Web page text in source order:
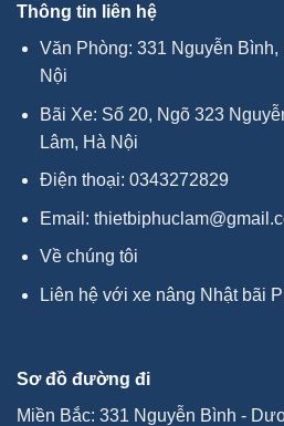
Thông tin liên hệ
Văn Phòng: 331 Nguyễn
Nội
Bãi Xe: Số 20, Ngõ 323
Lâm, Hà Nội
Điện thoại: 0343272829
Email:
Về chúng tôi
Liên hệ với xe nâng Nhật bãi
Sơ đồ đường đi
Miền Bắc: 331 Nguyễn Bình -